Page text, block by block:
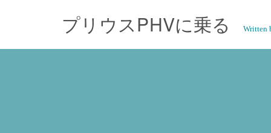
プリウスPHVに乗る